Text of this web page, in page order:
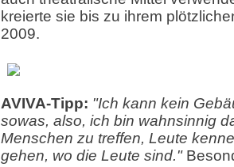
kreierte sie bis zu ihrem
2009.
AVIVA-Tipp: "Ich kann kein
sowas, also, ich bin wahnsinnig
Menschen zu treffen, Leute
gehen, wo die Leute sind."